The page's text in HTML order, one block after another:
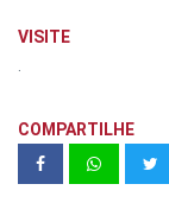
VISITE
COMPARTILHE